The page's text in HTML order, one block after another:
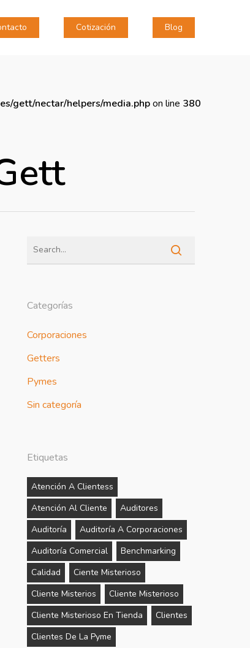
Cotización Blog
gett/nectar/helpers/media.phpon line 380
Categorías
Corporaciones
Getters
Pymes
Sin categoría
Etiquetas
Atención A Clientess
Atención Al Cliente
Auditores
Auditoría
Auditoría A Corporaciones
Auditoría Comercial
Benchmarking
Calidad
Ciente Misterioso
Cliente Misterios
Cliente Misterioso
Cliente Misterioso En Tienda
Clientes
Clientes De La Pyme